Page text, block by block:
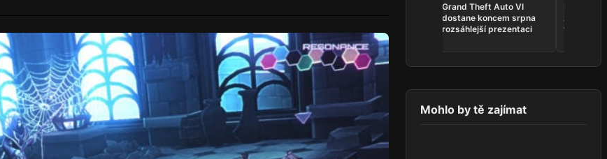
Grand Theft Auto VI
dostane koncem srpna
rozsáhlejší prezentaci
z
vlastní
Mohlo by tě zajímat